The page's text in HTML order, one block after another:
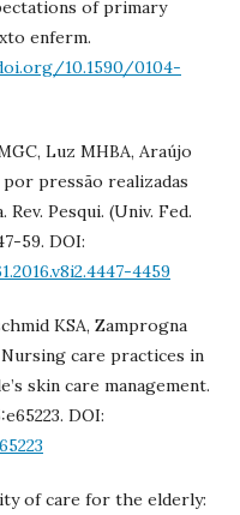
of primary
enferm.
10.1590/0104-
Luz MHBA, Araújo
pressão realizadas
Pesqui. (Univ. Fed.
59. DOI:
4459
KSA, Zamprogna
care practices in
skin care management.
DOI:
of care for the elderly: